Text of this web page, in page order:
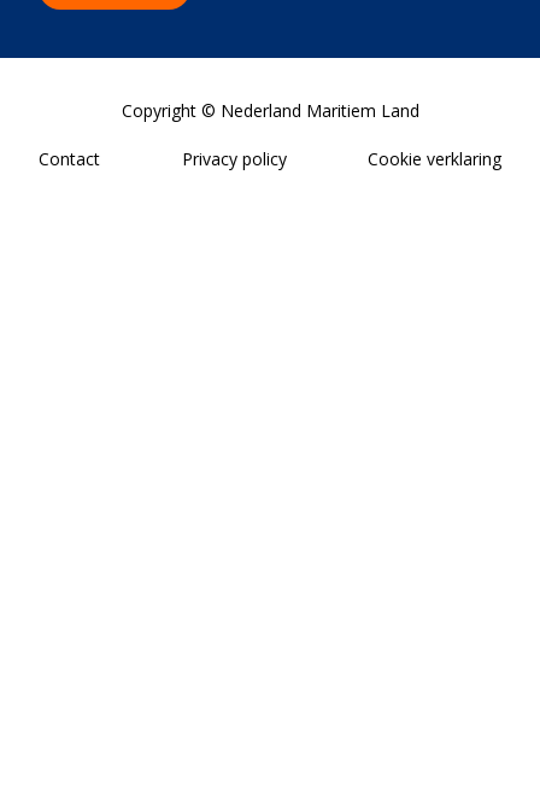
Copyright © Nederland Maritiem Land
Contact Privacy policy Cookie verklaring